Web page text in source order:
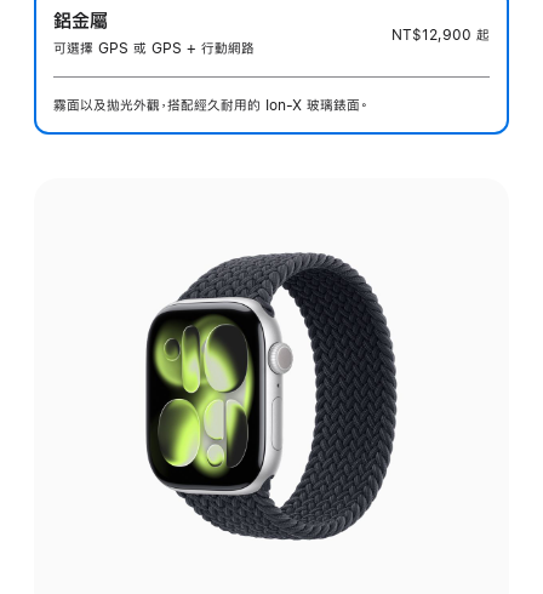
鋁金屬
可選擇 GPS 或 GPS + 行動網路
NT$12,900 起
霧面以及拋光外觀，搭配經久耐用的 Ion-X 玻璃錶面。